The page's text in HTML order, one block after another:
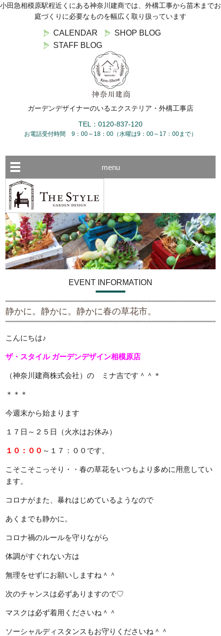
小田急相模原駅程近くにある神奈川建商では、外構工事から苗木までお
庭づくりに必要なものを幅広く取り扱っています
CALENDAR
SHOP BLOG
STAFF BLOG
ガーデンデザイナーのいるエクステリア・外構工事店
TEL：0120-837-120
お電話受付時間 9：00～18：00（水曜は9：00～17：00まで）
menu
EVENT INFORMATION
静かに。静かに。静かに春の草花市。
こんにちは♪
ザ・スタイル ガーデンデザイン相模原店
（神奈川建商株式会社）の ミナ吉です＾＾＊
＊＊＊
今週末から始まります
１７日～２５日（火水はお休み）
１０：００ ～１７：００です。
こそこそこっそり・・春の草花をいつもより多めに用意してい
ます。
コロナがまた、暴れはじめているようなので
あくまでも静かに。
コロナ禍のルールを守りながら
体調がすぐれない方は
無理をせずにお願いしますね＾＾
次のチャンスは必ずありますので♡
マスクは必ず着用くださいね＾＾
ソーシャルディスタンスもお守りくださいね＾＾